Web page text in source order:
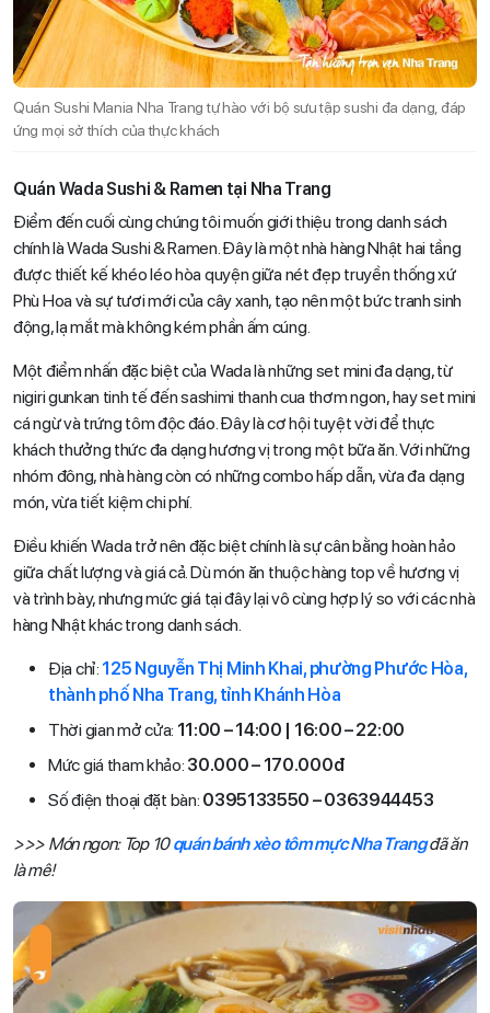
Quán Sushi Mania Nha Trang tự hào với bộ sưu tập sushi đa dạng, đáp
ứng mọi sở thích của thực khách
Quán Wada Sushi & Ramen tại Nha Trang
Điểm đến cuối cùng chúng tôi muốn giới thiệu trong danh sách
chính là Wada Sushi & Ramen. Đây là một nhà hàng Nhật hai tầng
được thiết kế khéo léo hòa quyện giữa nét đẹp truyền thống xứ
Phù Hoa và sự tươi mới của cây xanh, tạo nên một bức tranh sinh
động, lạ mắt mà không kém phần ấm cúng.
Một điểm nhấn đặc biệt của Wada là những set mini đa dạng, từ
nigiri gunkan tinh tế đến sashimi thanh cua thơm ngon, hay set mini
cá ngừ và trứng tôm độc đáo. Đây là cơ hội tuyệt vời để thực
khách thưởng thức đa dạng hương vị trong một bữa ăn. Với những
nhóm đông, nhà hàng còn có những combo hấp dẫn, vừa đa dạng
món, vừa tiết kiệm chi phí.
Điều khiến Wada trở nên đặc biệt chính là sự cân bằng hoàn hảo
giữa chất lượng và giá cả. Dù món ăn thuộc hàng top về hương vị
và trình bày, nhưng mức giá tại đây lại vô cùng hợp lý so với các nhà
hàng Nhật khác trong danh sách.
Địa chỉ: 125 Nguyễn Thị Minh Khai, phường Phước Hòa,
thành phố Nha Trang, tỉnh Khánh Hòa
Thời gian mở cửa: 11:00 – 14:00 | 16:00 – 22:00
Mức giá tham khảo: 30.000 – 170.000đ
Số điện thoại đặt bàn: 0395133550 – 0363944453
>>> Món ngon: Top 10quán bánh xèo tôm mực Nha Trangđã ăn
là mê!